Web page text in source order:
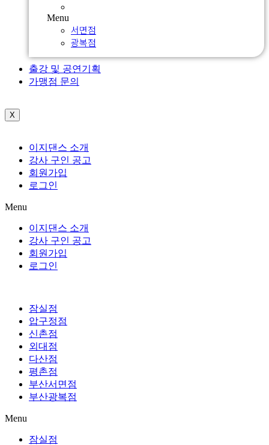
Menu
서면점
광복점
출강 및 공연기획
가맹점 문의
X
이지댄스 소개
강사 구인 공고
회원가입
로그인
Menu
이지댄스 소개
강사 구인 공고
회원가입
로그인
잠실점
압구정점
신촌점
외대점
다산점
평촌점
부산서면점
부산광복점
Menu
잠실점